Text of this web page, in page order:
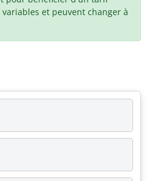
et peuvent changer à